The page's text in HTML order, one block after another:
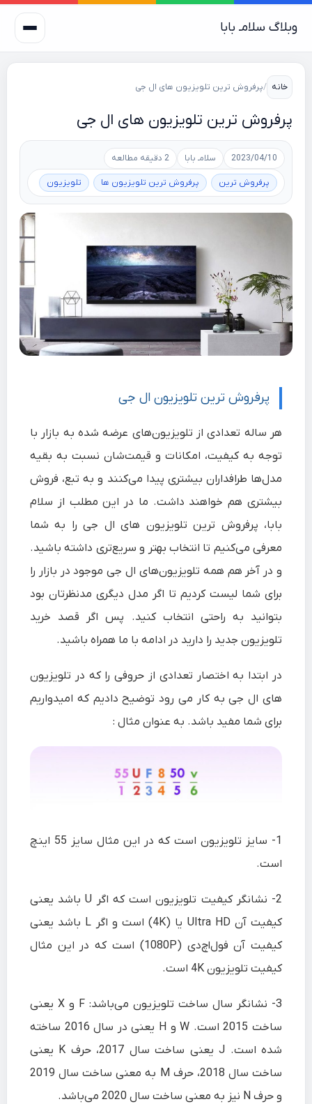
وبلاگ سلامـ بابا
خانه /پرفروش ترین تلویزیون های ال جی
پرفروش ترین تلویزیون های ال جی
2023/04/10 سلامـ بابا 2 دقیقه مطالعه
پرفروش ترین پرفروش ترین تلویزیون ها تلویزیون
پرفروش ترین تلویزیون ال جی
هر ساله تعدادی از تلویزیون‌های عرضه شده به بازار با
توجه به کیفیت، امکانات و قیمت‌شان نسبت به بقیه
مدل‌ها طرافداران بیشتری پیدا می‌کنند و به تبع، فروش
بیشتری هم خواهند داشت. ما در این مطلب از سلام‌
بابا، پرفروش ترین تلویزیون های ال جیرا به شما
معرفی می‌کنیم تا انتخاب بهتر و سریع‌تری داشته باشید.
و در آخر هم همه تلویزیون‌های ال جی موجود در بازار را
برای شما لیست کردیم تا اگر مدل دیگری مدنظرتان بود
بتوانید به راحتی انتخاب کنید. پس اگر قصد خرید
تلویزیون جدید را دارید در ادامه با ما همراه باشید.
در ابتدا به اختصار تعدادی از حروفی را که در تلویزیون
های ال جی به کار می رود توضیح دادیم که امیدواریم
برای شما مفید باشد. به عنوان مثال :
1-
سایز تلویزیون است که در این مثال سایز 55 اینچ
است.
2-
نشانگر کیفیت تلویزیون است که اگر U باشد یعنی
کیفیت آن Ultra HD یا (4K) است و اگر L باشد یعنی
کیفیت آن فول‌اچ‌دی (1080P) است که در این مثال
کیفیت تلویزیون 4K است.
3-
نشانگر سال ساخت تلویزیون می‌باشد: F و X یعنی
ساخت 2015 است. W و H یعنی در سال 2016 ساخته
شده است. J یعنی ساخت سال 2017، حرف K یعنی
ساخت سال 2018، حرف M به معنی ساخت سال 2019
و حرف N نیز به معنی ساخت سال 2020 می‌باشد.